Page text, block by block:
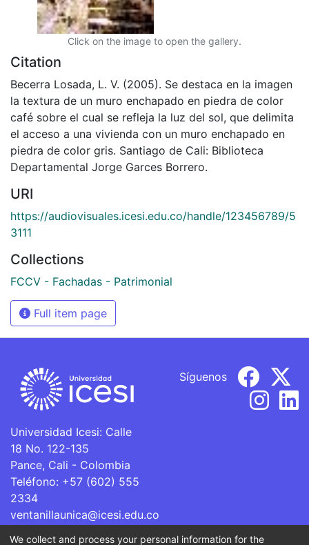
Click on the image to open the gallery.
Citation
Becerra Losada, L. V. (2005). Se destaca en la imagen
la textura de un muro enchapado en piedra de color
café sobre el cual se refleja la luz del sol, que delimita
el acceso a una vivienda con un muro enchapado en
piedra de color gris. Santiago de Cali: Biblioteca
Departamental Jorge Garces Borrero.
URI
https://audiovisuales.icesi.edu.co/handle/123456789/5
3111
Collections
FCCV - Fachadas - Patrimonial
Full item page
Universidad Icesi: Calle
18 No. 122-135
Pance, Cali - Colombia
Teléfono: +57 (602) 555
2334
ventanillaunica@icesi.edu.co
Síguenos
We collect and process your personal information for the